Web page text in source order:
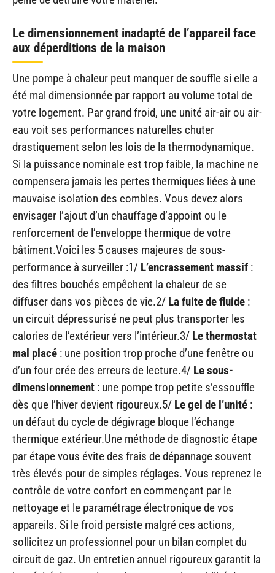
Le dimensionnement inadapté de l’appareil face
aux déperditions de la maison
Une pompe à chaleur peut manquer de souffle si elle a
été mal dimensionnée par rapport au volume total de
votre logement. Par grand froid, une unité air-air ou air-
eau voit ses performances naturelles chuter
drastiquement selon les lois de la thermodynamique.
Si la puissance nominale est trop faible, la machine ne
compensera jamais les pertes thermiques liées à une
mauvaise isolation des combles. Vous devez alors
envisager l’ajout d’un chauffage d’appoint ou le
renforcement de l’enveloppe thermique de votre
bâtiment.Voici les 5 causes majeures de sous-
performance à surveiller :1/ L’encrassement massif :
des filtres bouchés empêchent la chaleur de se
diffuser dans vos pièces de vie.2/ La fuite de fluide :
un circuit dépressurisé ne peut plus transporter les
calories de l’extérieur vers l’intérieur.3/ Le thermostat
mal placé : une position trop proche d’une fenêtre ou
d’un four crée des erreurs de lecture.4/ Le sous-
dimensionnement : une pompe trop petite s’essouffle
dès que l’hiver devient rigoureux.5/ Le gel de l’unité :
un défaut du cycle de dégivrage bloque l’échange
thermique extérieur.Une méthode de diagnostic étape
par étape vous évite des frais de dépannage souvent
très élevés pour de simples réglages. Vous reprenez le
contrôle de votre confort en commençant par le
nettoyage et le paramétrage électronique de vos
appareils. Si le froid persiste malgré ces actions,
sollicitez un professionnel pour un bilan complet du
circuit de gaz. Un entretien annuel rigoureux garantit la